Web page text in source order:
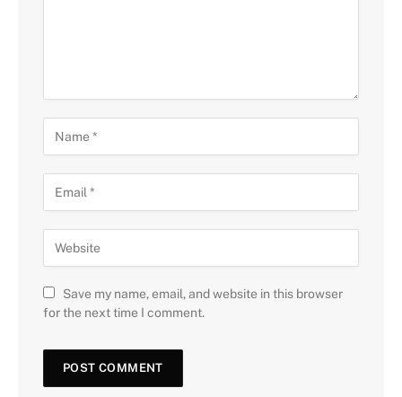
Save my name, email, and website in this browser
for the next time I comment.